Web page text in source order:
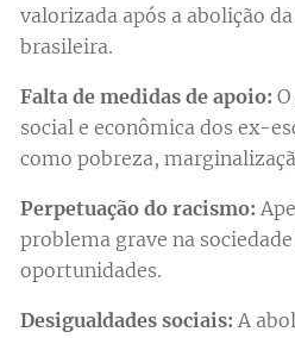
valorizada após a abolição
brasileira.
Falta de medidas de apoio:
social e econômica dos ex-
como pobreza,
Perpetuação do racismo:
problema grave na
oportunidades.
Desigualdades sociais: A